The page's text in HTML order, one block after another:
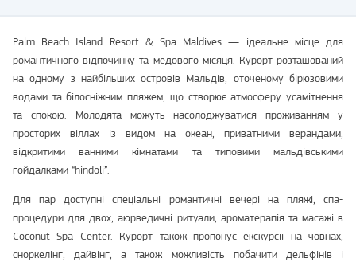
Palm Beach Island Resort & Spa Maldives — ідеальне місце для
романтичного відпочинку та медового місяця. Курорт розташований
на одному з найбільших островів Мальдів, оточеному бірюзовими
водами та білосніжним пляжем, що створює атмосферу усамітнення
та спокою. Молодята можуть насолоджуватися проживанням у
просторих віллах із видом на океан, приватними верандами,
відкритими ванними кімнатами та типовими мальдівськими
гойдалками “hindoli”.
Для пар доступні спеціальні романтичні вечері на пляжі, спа-
процедури для двох, аюрведичні ритуали, ароматерапія та масажі в
Coconut Spa Center. Курорт також пропонує екскурсії на човнах,
сноркелінг, дайвінг, а також можливість побачити дельфінів і